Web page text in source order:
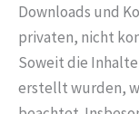
Downloads und
privaten, nicht
Soweit die
erstellt wurden,